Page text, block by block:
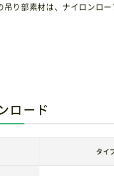
り部素材は、ナイロンロー
ロード
タイ